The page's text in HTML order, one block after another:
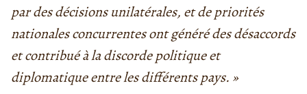
par des décisions unilatérales, et de priorités
nationales concurrentes ont généré des désaccords
et contribué à la discorde politique et
diplomatique entre les différents pays. »